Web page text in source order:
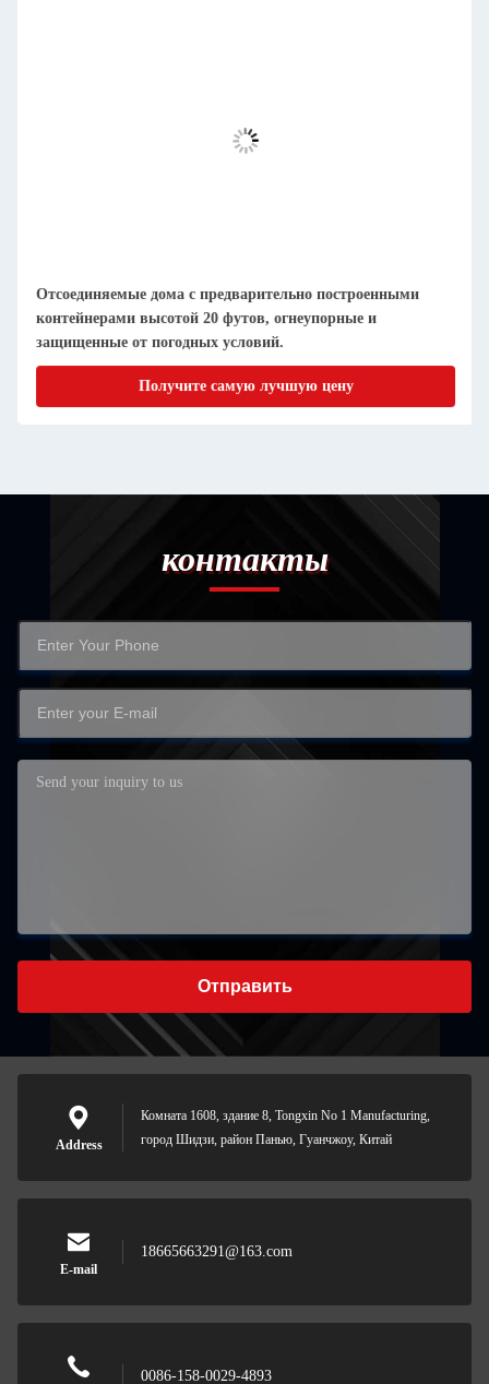
Компактные, съемные, сборные контейнерные дома, легко
очищаемые и пылестойкие
Получите самую лучшую цену
контакты
Отправить
Address
Комната 1608, здание 8, Tongxin No 1 Manufacturing,
город Шидзи, район Панью, Гуанчжоу, Китай
E-mail
18665663291@163.com
0086-158-0029-4893